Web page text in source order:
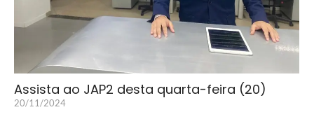
Assista ao JAP2 desta quarta-feira (20)
20/11/2024